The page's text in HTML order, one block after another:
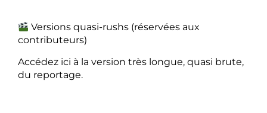
Versions quasi-rushs (réservées aux
contributeurs)
Accédez ici à la version très longue, quasi brute,
du reportage.